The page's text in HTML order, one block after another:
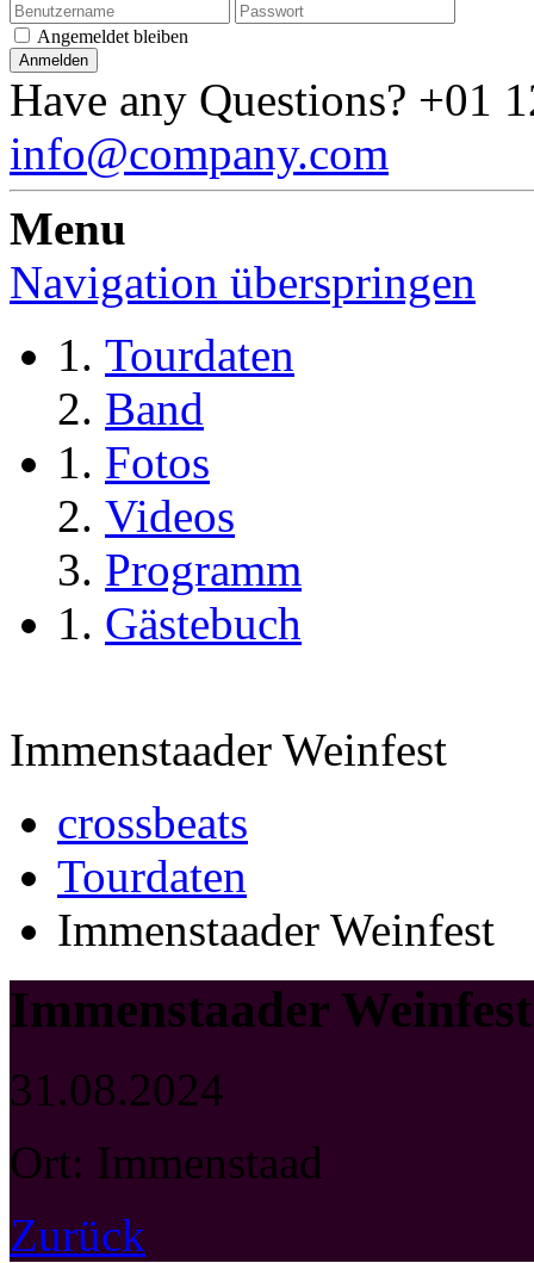
Angemeldet bleiben
Have any Questions? +01
info@company.com
Menu
Navigation überspringen
Tourdaten
Band
Fotos
Videos
Programm
Gästebuch
Immenstaader Weinfest
crossbeats
Tourdaten
Immenstaader Weinfest
Immenstaader Weinfest
31.08.2024
Ort: Immenstaad
Zurück